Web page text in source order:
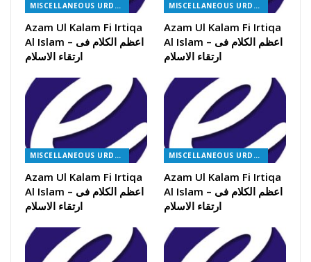
MISCELLANEOUS URDU BOOKS
Azam Ul Kalam Fi Irtiqa
Al Islam – اعظم الکلام فی
ارتقاء الاسلام
MISCELLANEOUS URDU BOOKS
Azam Ul Kalam Fi Irtiqa
Al Islam – اعظم الکلام فی
ارتقاء الاسلام
MISCELLANEOUS URDU BOOKS
Azam Ul Kalam Fi Irtiqa
Al Islam – اعظم الکلام فی
ارتقاء الاسلام
MISCELLANEOUS URDU BOOKS
Azam Ul Kalam Fi Irtiqa
Al Islam – اعظم الکلام فی
ارتقاء الاسلام